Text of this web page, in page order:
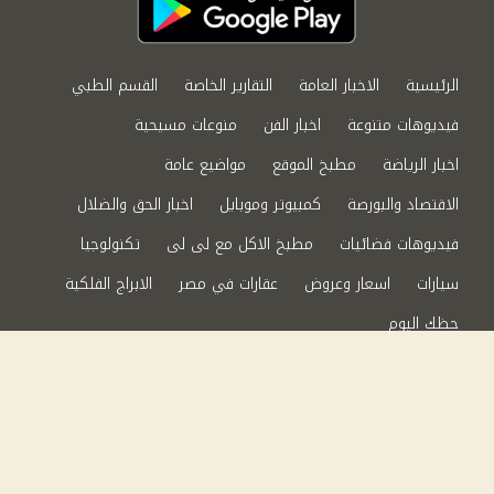
الرئيسية الاخبار العامة التقارير الخاصة
القسم الطبي
فيديوهات متنوعة
اخبار الفن
منوعات مسيحية
اخبار الرياضة
مطبخ الموقع
مواضيع عامة
الاقتصاد والبورصة
كمبيوتر وموبايل
اخبار الحق والضلال
فيديوهات فضائيات
مطبخ الاكل مع لى لى
تكنولوجيا
سيارات
اسعار وعروض عقارات في مصر
الابراج الفلكية
حظك اليوم